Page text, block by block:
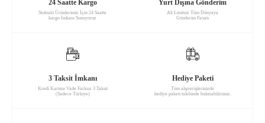
24 Saatte Kargo
Stoktaki Ürünlerimiz İçin 24 Saatte
kargo İmkanı Sunuyoruz
Yurt Dışına Gönderim
Alt Limitsiz Tüm Dünyaya
Gönderim Fırsatı
3 Taksit İmkanı
Kredi Kartına Vade Farksız 3 Taksit
(Sadece Türkiye)
Hediye Paketi
Tüm alışverişlerinizde
hediye paketi talebinde bulunabilirsiniz.